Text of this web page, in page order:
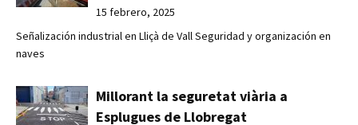
15 febrero, 2025
Señalización industrial en Lliçà de Vall Seguridad y organización en
naves
Millorant la seguretat viària a
Esplugues de Llobregat